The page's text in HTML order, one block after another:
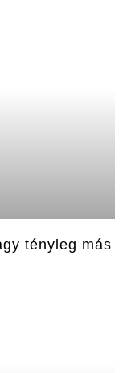
tényleg más